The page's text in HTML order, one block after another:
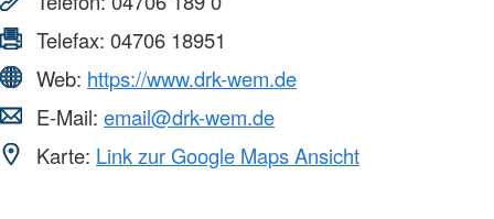
Telefax: 04706 18951
Web: https://www.drk-wem.de
E-Mail: email@drk-wem.de
Karte: Link zur Google Maps Ansicht